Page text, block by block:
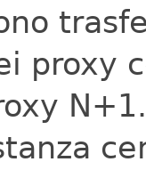
proxy